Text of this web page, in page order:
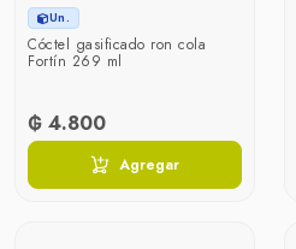
Un.
Cóctel gasificado ron cola
Fortín 269 ml
₲ 4.800
Agregar